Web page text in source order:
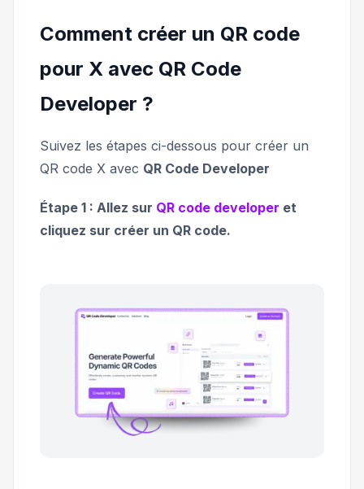
Comment créer un QR code
pour X avec QR Code
Developer ?
Suivez les étapes ci-dessous pour créer un
QR code X avec QR Code Developer
Étape 1 : Allez sur QR code developer et
cliquez sur créer un QR code.